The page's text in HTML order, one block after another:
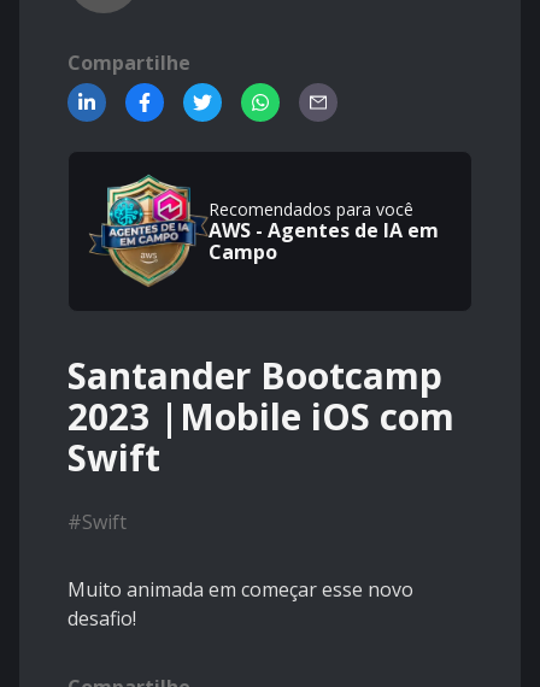
Compartilhe
Recomendados para você
AWS - Agentes de IA em
Campo
Santander Bootcamp
2023 |Mobile iOS com
Swift
#Swift
Muito animada em começar esse novo
desafio!